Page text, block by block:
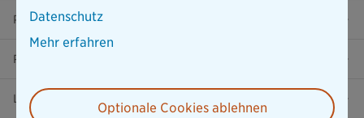
Presse
Ratgeber
Lob & Kritik
Datenschutz
Mehr erfahren
Optionale Cookies ablehnen